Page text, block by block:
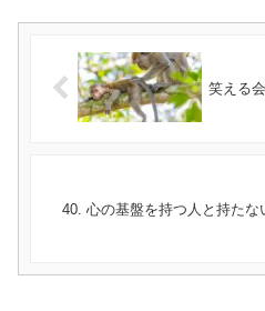
笑える
40. 心の基盤を持つ人と持たな